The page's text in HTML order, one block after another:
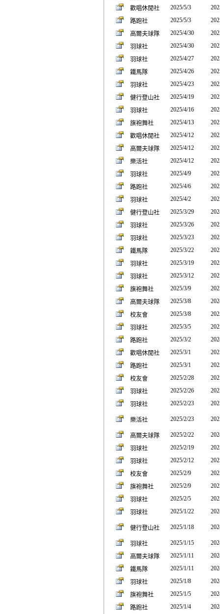
歡唱休閒社
2025/5/3
路跑社
2025/5/3
高爾夫球隊
2025/4/30
羽球社
2025/4/30
羽球社
2025/4/27
鐵馬隊
2025/4/26
羽球社
2025/4/23
健行登山社
2025/4/19
羽球社
2025/4/16
旗袍舞社
2025/4/13
歡唱休閒社
2025/4/12
高爾夫球隊
2025/4/12
樂活社
2025/4/12
羽球社
2025/4/9
路跑社
2025/4/6
羽球社
2025/4/2
健行登山社
2025/3/29
羽球社
2025/3/26
羽球社
2025/3/23
鐵馬隊
2025/3/22
羽球社
2025/3/19
羽球社
2025/3/12
旗袍舞社
2025/3/9
高爾夫球隊
2025/3/8
校友會
2025/3/8
羽球社
2025/3/5
路跑社
2025/3/2
歡唱休閒社
2025/3/1
路跑社
2025/3/1
校友會
2025/2/28
羽球社
2025/2/26
羽球社
2025/2/23
樂活社 2025/2/23
高爾夫球隊 2025/2/22
羽球社
2025/2/19
羽球社
2025/2/12
校友會
2025/2/9
旗袍舞社
2025/2/9
羽球社
2025/2/5
羽球社
2025/1/22
健行登山社 2025/1/18
羽球社 2025/1/15
高爾夫球隊
2025/1/11
鐵馬隊
2025/1/11
羽球社
2025/1/8
旗袍舞社
2025/1/5
路跑社
2025/1/4